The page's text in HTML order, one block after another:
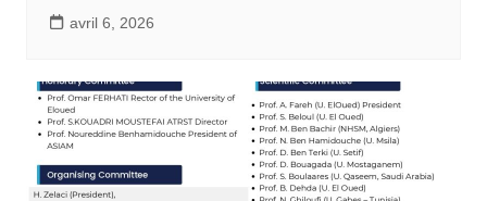
avril 6, 2026